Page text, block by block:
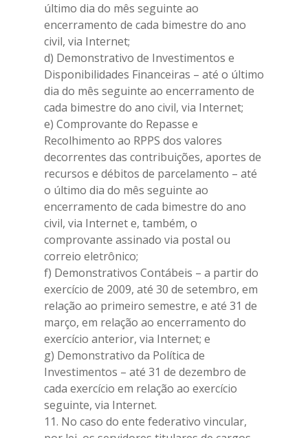
último dia do mês seguinte ao
encerramento de cada bimestre do ano
civil, via Internet;
d) Demonstrativo de Investimentos e
Disponibilidades Financeiras – até o último
dia do mês seguinte ao encerramento de
cada bimestre do ano civil, via Internet;
e) Comprovante do Repasse e
Recolhimento ao RPPS dos valores
decorrentes das contribuições, aportes de
recursos e débitos de parcelamento – até
o último dia do mês seguinte ao
encerramento de cada bimestre do ano
civil, via Internet e, também, o
comprovante assinado via postal ou
correio eletrônico;
f) Demonstrativos Contábeis – a partir do
exercício de 2009, até 30 de setembro, em
relação ao primeiro semestre, e até 31 de
março, em relação ao encerramento do
exercício anterior, via Internet; e
g) Demonstrativo da Política de
Investimentos – até 31 de dezembro de
cada exercício em relação ao exercício
seguinte, via Internet.
11. No caso do ente federativo vincular,